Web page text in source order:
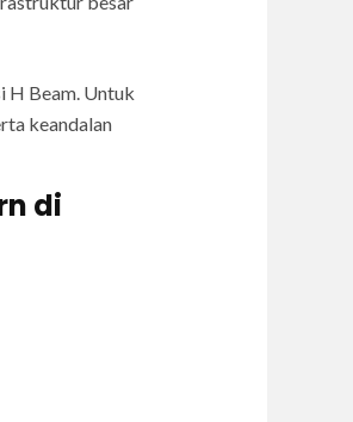
H Beam. Untuk
keandalan
di